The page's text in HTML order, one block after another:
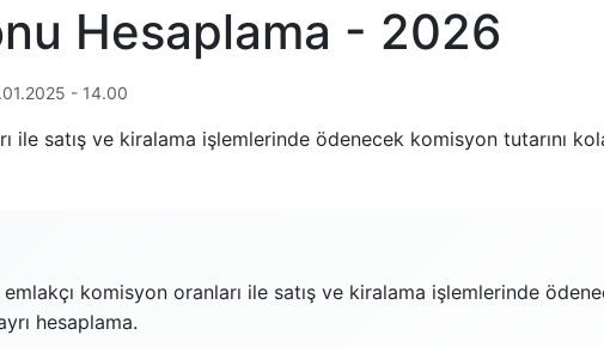
Hesaplama - 2026
- 14.00
ile satış ve kiralama işlemlerinde ödenecek komisyon tutarını
emlakçı komisyon oranları ile satış ve kiralama işlemlerinde
hesaplama.